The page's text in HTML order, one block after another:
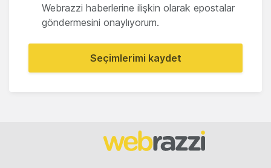
Webrazzi haberlerine ilişkin olarak epostalar
göndermesini onaylıyorum.
Seçimlerimi kaydet